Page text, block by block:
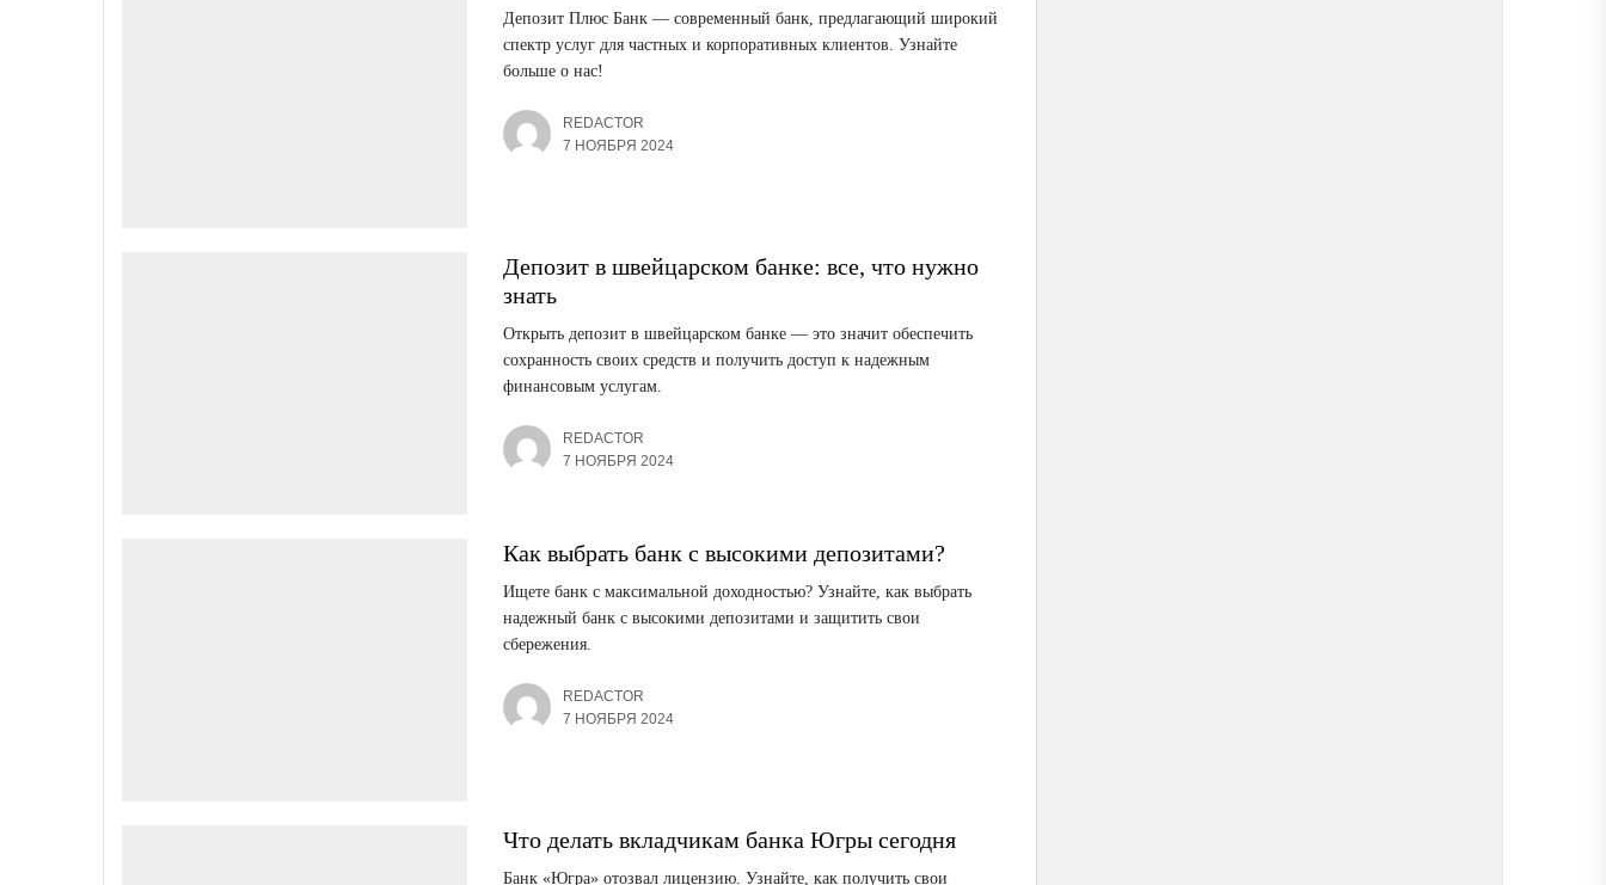
Депозит Плюс Банк — современный банк, предлагающий широкий
спектр услуг для частных и корпоративных клиентов. Узнайте
больше о нас!
REDACTOR
7 НОЯБРЯ 2024
Депозит в швейцарском банке: все, что нужно
знать
Открыть депозит в швейцарском банке — это значит обеспечить
сохранность своих средств и получить доступ к надежным
финансовым услугам.
REDACTOR
7 НОЯБРЯ 2024
Как выбрать банк с высокими депозитами?
Ищете банк с максимальной доходностью? Узнайте, как выбрать
надежный банк с высокими депозитами и защитить свои
сбережения.
REDACTOR
7 НОЯБРЯ 2024
Что делать вкладчикам банка Югры сегодня
Банк «Югра» отозвал лицензию. Узнайте, как получить свои